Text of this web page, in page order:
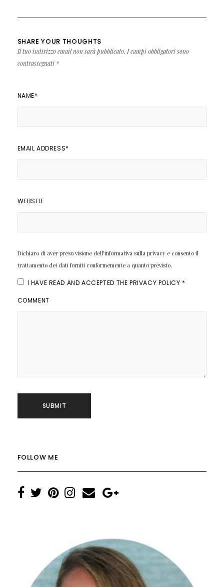
SHARE YOUR THOUGHTS
Il tuo indirizzo email non sarà pubblicato. I campi obbligatori sono
contrassegnati *
NAME*
EMAIL ADDRESS*
WEBSITE
Dichiaro di aver preso visione dell'informativa sulla privacy e consento il
trattamento dei dati forniti conformemente a quanto previsto.
I HAVE READ AND ACCEPTED THE PRIVACY POLICY *
COMMENT
FOLLOW ME